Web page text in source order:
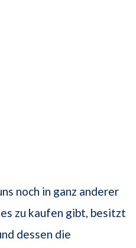
noch in ganz anderer
zu kaufen gibt, besitzt
dessen die